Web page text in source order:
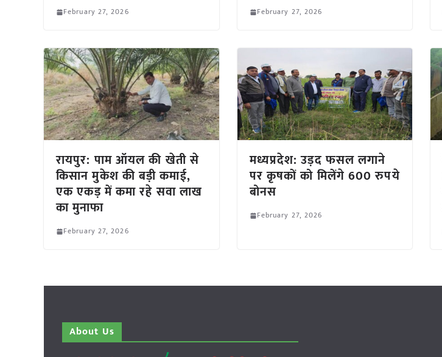
February 27, 2026 February 27, 2026
रायपुर: पाम ऑयल की खेती से
किसान मुकेश की बड़ी कमाई,
एक एकड़ में कमा रहे सवा लाख
का मुनाफा
February 27, 2026
मध्यप्रदेश: उड़द फसल लगाने
पर कृषकों को मिलेंगे 600 रुपये
बोनस
February 27, 2026
About Us